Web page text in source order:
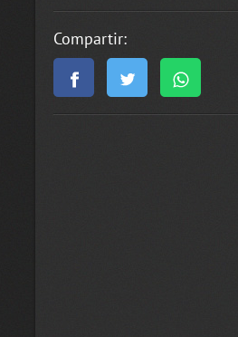
Compartir: